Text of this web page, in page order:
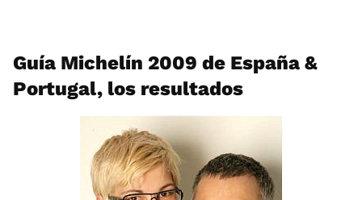
Guía Michelín 2009 de España &
Portugal, los resultados